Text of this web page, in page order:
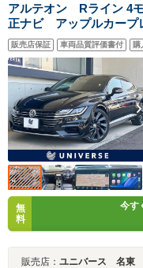
アルテオン Rライン 4
正ナビ アップルカー
メラ 電動リアゲート
ヒーター 純正20インチ
イト パドルシフト ス
販売店保証 車両品質評価書付 購
無
料
今す
販売店： ユニバース 名東